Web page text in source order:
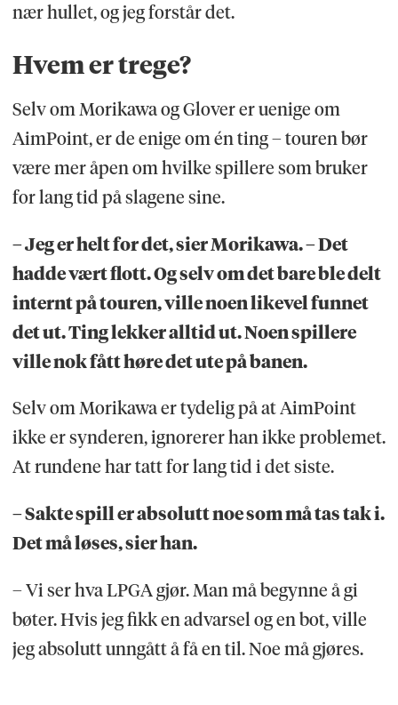
nær hullet, og jeg forstår det.
Hvem er trege?
Selv om Morikawa og Glover er uenige om
AimPoint, er de enige om én ting – touren bør
være mer åpen om hvilke spillere som bruker
for lang tid på slagene sine.
– Jeg er helt for det, sier Morikawa. – Det
hadde vært flott. Og selv om det bare ble delt
internt på touren, ville noen likevel funnet
det ut. Ting lekker alltid ut. Noen spillere
ville nok fått høre det ute på banen.
Selv om Morikawa er tydelig på at AimPoint
ikke er synderen, ignorerer han ikke problemet.
At rundene har tatt for lang tid i det siste.
– Sakte spill er absolutt noe som må tas tak i.
Det må løses, sier han.
– Vi ser hva LPGA gjør. Man må begynne å gi
bøter. Hvis jeg fikk en advarsel og en bot, ville
jeg absolutt unngått å få en til. Noe må gjøres.